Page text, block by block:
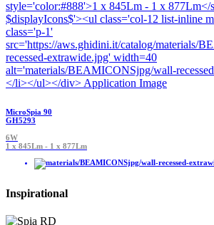
MicroSpia 90
GH5293
6W
1 x 845Lm - 1 x 877Lm
Inspirational